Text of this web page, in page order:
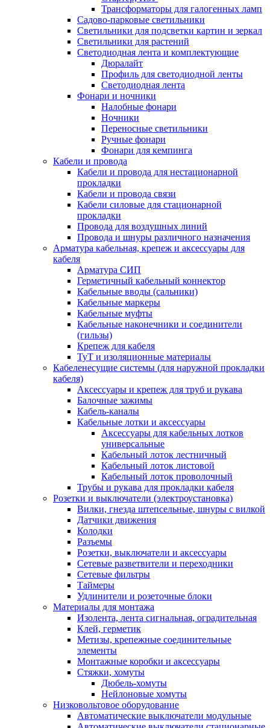
Трансформаторы для галогенных ламп
Садово-парковые светильники
Светильники для подсветки картин и зеркал
Светильники для растений
Светодиодная лента и комплектующие
Дюралайт
Профиль для светодиодной ленты
Светодиодная лента
Фонари и ночники
Налобные фонари
Ночники
Переносные светильники
Ручные фонари
Фонари для кемпинга
Кабели и провода
Кабели и провода для нестационарной
прокладки
Кабели и провода связи
Кабели силовые для стационарной
прокладки
Провода для воздушных линий
Провода и шнуры различного назначения
Арматура кабельная, крепеж и аксессуары для
кабеля
Арматура СИП
Герметичный кабельный коннектор
Кабельные вводы (сальники)
Кабельные маркеры
Кабельные муфты
Кабельные наконечники и соединители
(гильзы)
Крепеж для кабеля
ТуТ и изоляционные материалы
Кабеленесущие системы (для наружной прокладки
кабеля)
Аксессуары и крепеж для труб и рукава
Балочные зажимы
Кабель-каналы
Кабельные лотки и аксессуары
Аксессуары для кабельных лотков
универсальные
Кабельный лоток лестничный
Кабельный лоток листовой
Кабельный лоток проволочный
Трубы и рукава для прокладки кабеля
Розетки и выключатели (электроустановка)
Вилки, гнезда штепсельные, шнуры с вилкой
Датчики движения
Колодки
Разъемы
Розетки, выключатели и аксессуары
Сетевые разветвители и переходники
Сетевые фильтры
Таймеры
Удлинители и розеточные блоки
Материалы для монтажа
Изолента, лента сигнальная, оградительная
Клей, герметик
Метизы, крепежные соединительные
элементы
Монтажные коробки и аксессуары
Стяжки, хомуты
Дюбель-хомуты
Нейлоновые хомуты
Низковольтовое оборудование
Автоматические выключатели модульные